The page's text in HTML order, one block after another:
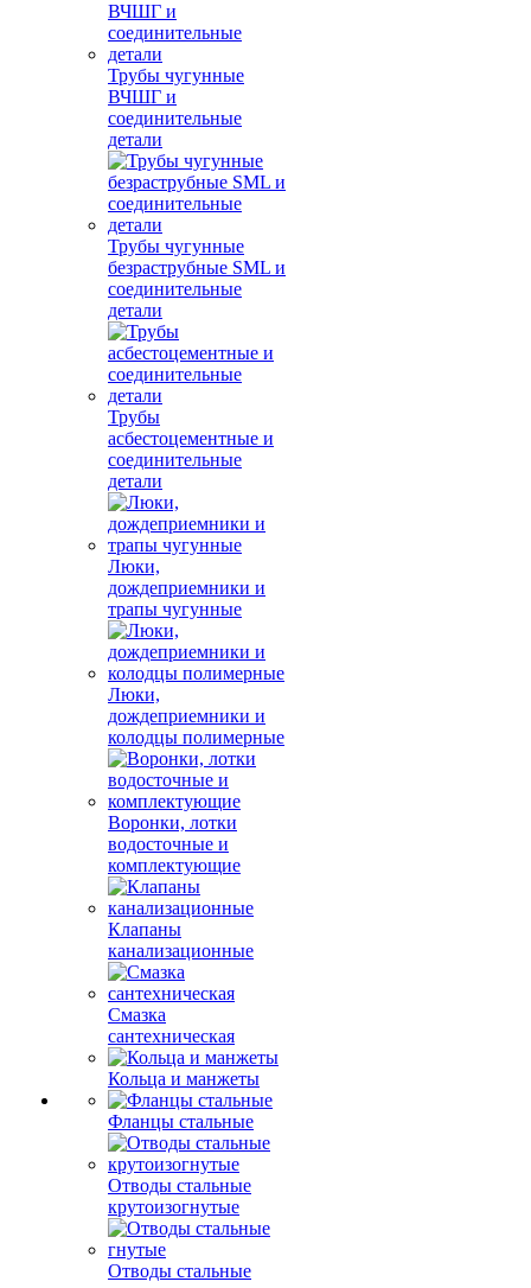
Трубы чугунные
ВЧШГ и
соединительные
детали
Трубы чугунные
безраструбные SML и
соединительные
детали
Трубы
асбестоцементные и
соединительные
детали
Люки,
дождеприемники и
трапы чугунные
Люки,
дождеприемники и
колодцы полимерные
Воронки, лотки
водосточные и
комплектующие
Клапаны
канализационные
Смазка
сантехническая
Кольца и манжеты
Фланцы стальные
Отводы стальные
крутоизогнутые
Отводы стальные